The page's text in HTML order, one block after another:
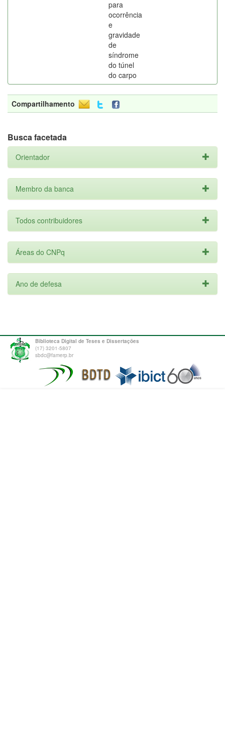
para
ocorrência
e
gravidade
de
síndrome
do túnel
do carpo
Compartilhamento
Busca facetada
Orientador
Membro da banca
Todos contribuidores
Áreas do CNPq
Ano de defesa
Biblioteca Digital de Teses e Dissertações
(17) 3201-5807
sbdc@famerp.br